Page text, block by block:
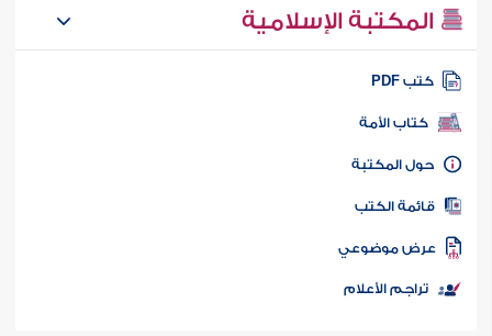
المكتبة الإسلامية
كتب PDF
كتاب الأمة
المكتبة
الكتب
موضوعي